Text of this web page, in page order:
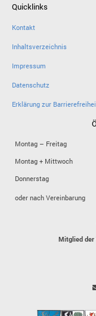
Quicklinks
Kontakt
Inhaltsverzeichnis
Impressum
Datenschutz
Erklärung zur
Montag – Freitag
Montag + Mittwoch
Donnerstag
oder nach Vereinbarung
Mitglied der